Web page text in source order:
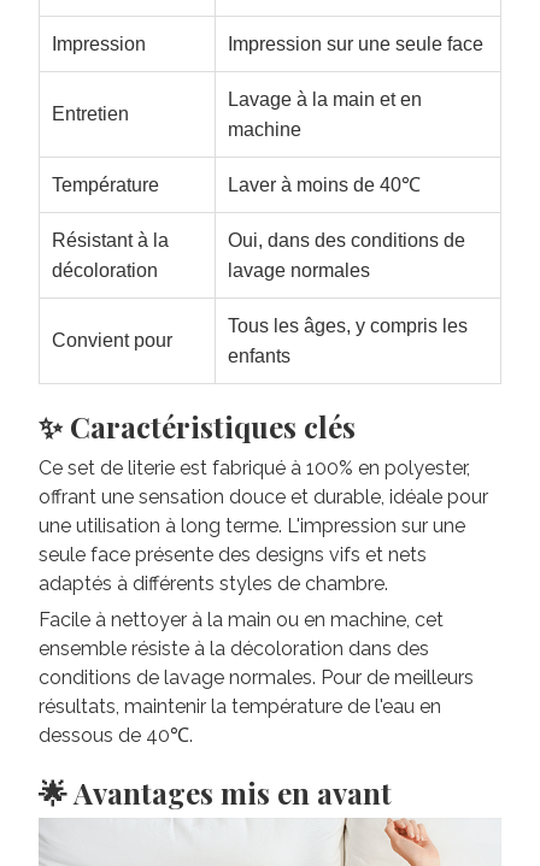
Impression Impression sur une seule face
Entretien
Lavage à la main et en
machine
Température Laver à moins de 40℃
Résistant à la
décoloration
Oui, dans des conditions de
lavage normales
Convient pour
Tous les âges, y compris les
enfants
✨ Caractéristiques clés
Ce set de literie est fabriqué à 100% en polyester,
offrant une sensation douce et durable, idéale pour
une utilisation à long terme. L'impression sur une
seule face présente des designs vifs et nets
adaptés à différents styles de chambre.
Facile à nettoyer à la main ou en machine, cet
ensemble résiste à la décoloration dans des
conditions de lavage normales. Pour de meilleurs
résultats, maintenir la température de l'eau en
dessous de 40℃.
🌟 Avantages mis en avant